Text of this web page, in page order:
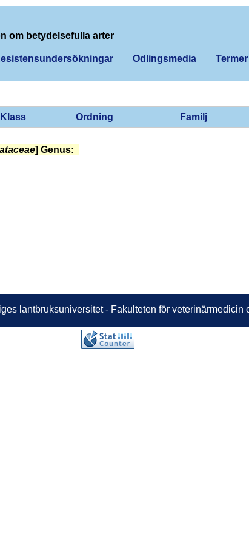
om betydelsefulla arter
Odlingsmedia Termer
Klass Ordning Familj
] Genus:
lantbruksuniversitet - Fakulteten för veterinärmedicin